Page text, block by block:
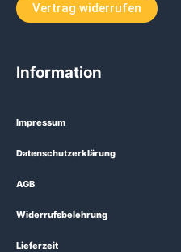
Vertrag widerrufen
Information
Impressum
Datenschutzerklärung
AGB
Widerrufsbelehrung
Lieferzeit